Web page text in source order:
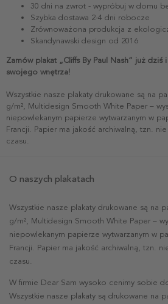
30 dni na zwrot - wypróbuj w domu
Szybka dostawa 2-4 dni robocze
Zrównoważona produkcja z
Skandynawski design od 2016
Zamów plakat „Cliffs By Paul Nash” już
swojego wnętrza!
Wszystkie nasze plakaty drukowane są na
g/m², Multidesign Smooth White Paper –
niepowlekanym papierze wytwarzanym w
Francji. Papier ma jakość archiwalną, tzn.
czasu.
O naszych plakatach
Wszystkie nasze plakaty drukowane są na
g/m², Multidesign Smooth White Paper –
niepowlekanym papierze wytwarzanym w
Francji. Papier ma jakość archiwalną, tzn.
czasu.
W firmie Dear Sam wysoko cenimy sobie
Wszystkie nasze plakaty są drukowane na